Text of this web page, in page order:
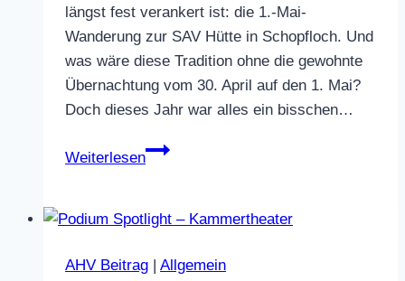
längst fest verankert ist: die 1.-Mai-
Wanderung zur SAV Hütte in Schopfloch. Und
was wäre diese Tradition ohne die gewohnte
Übernachtung vom 30. April auf den 1. Mai?
Doch dieses Jahr war alles ein bisschen…
Weiterlesen
Gemeinsam
jede
ein
AHV Beitrag Allgemein